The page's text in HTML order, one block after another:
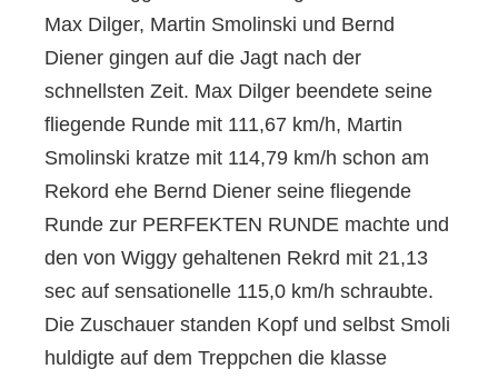
Max Dilger, Martin Smolinski und Bernd
Diener gingen auf die Jagt nach der
schnellsten Zeit. Max Dilger beendete seine
fliegende Runde mit 111,67 km/h, Martin
Smolinski kratze mit 114,79 km/h schon am
Rekord ehe Bernd Diener seine fliegende
Runde zur PERFEKTEN RUNDE machte und
den von Wiggy gehaltenen Rekrd mit 21,13
sec auf sensationelle 115,0 km/h schraubte.
Die Zuschauer standen Kopf und selbst Smoli
huldigte auf dem Treppchen die klasse